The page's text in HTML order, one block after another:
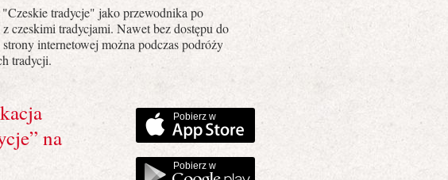
tradycje" jako przewodnika po
czeskimi tradycjami. Nawet bez dostępu do
internetowej można podczas podróży
tradycji.
na
Pobierz w
Pobierz w